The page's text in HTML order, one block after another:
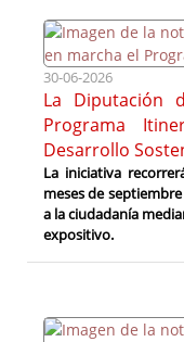
30-06-2026
La Diputación
Programa
Desarrollo
La iniciativa
meses de
a la ciudadanía
expositivo.